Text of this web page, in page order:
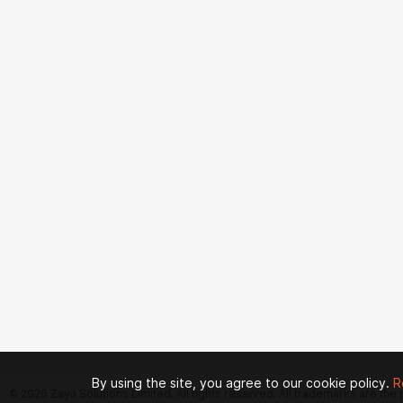
© 2026 Zaya Solutions Limited. All rights reserved. All trademarks are
By using the site, you agree to our cookie policy.